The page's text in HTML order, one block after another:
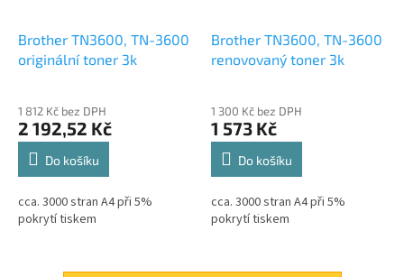
Brother TN3600, TN-3600
originální toner 3k
1 812 Kč bez DPH
2 192,52 Kč
Do košíku
cca. 3000 stran A4 při 5%
pokrytí tiskem
Brother TN3600, TN-3600
renovovaný toner 3k
1 300 Kč bez DPH
1 573 Kč
Do košíku
cca. 3000 stran A4 při 5%
pokrytí tiskem